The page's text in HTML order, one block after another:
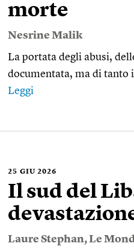
morte
Nesrine Malik
La portata degli abusi,
documentata, ma di tanto
Leggi
25 GIU 2026
Il sud del
Laure Stephan,Le